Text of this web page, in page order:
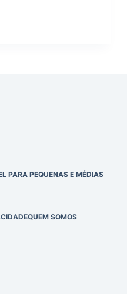
PARA PEQUENAS E MÉDIAS
QUEM SOMOS